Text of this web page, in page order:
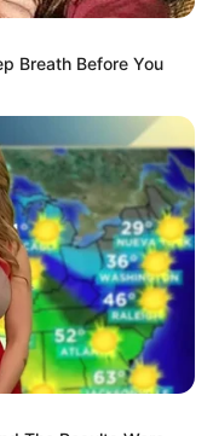
She's A
Breath Before You